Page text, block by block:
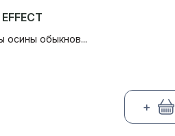
осины обыкнов...
+